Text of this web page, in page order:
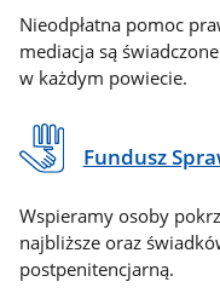
Nieodpłatna pomoc
mediacja są
w każdym powiecie.
Fundusz
Wspieramy osoby
najbliższe oraz
postpenitencjarną.